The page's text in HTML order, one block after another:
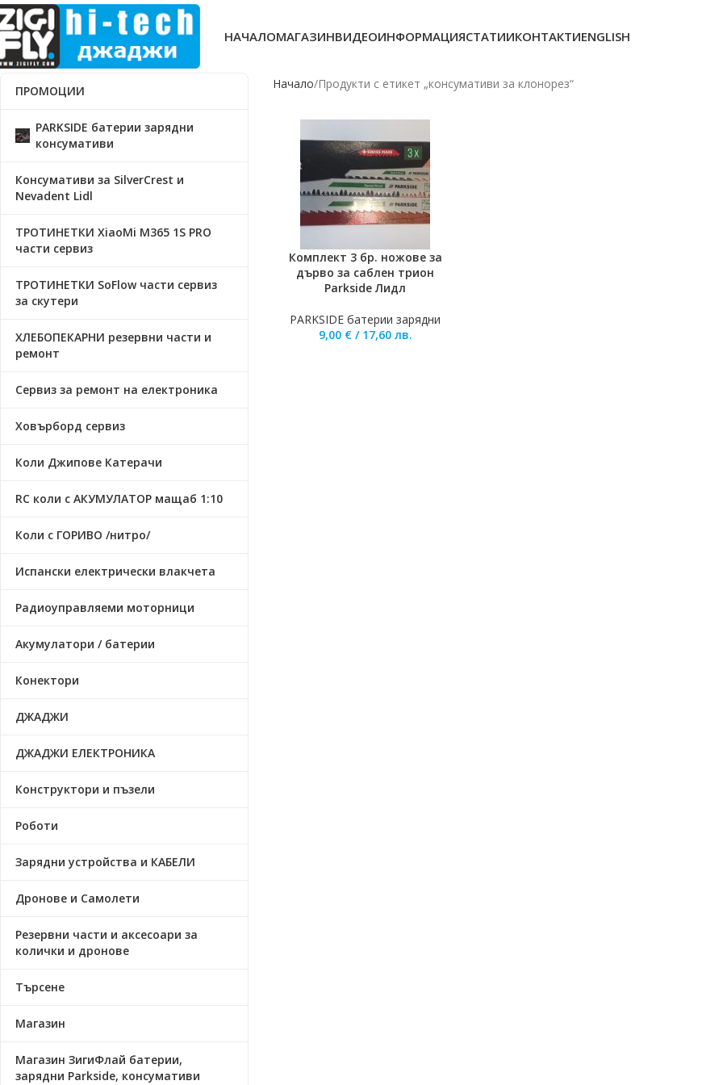
НАЧАЛОМАГАЗИНВИДЕОИНФОРМАЦИЯСТАТИИКОНТАКТИENGLISH
ПРОМОЦИИ
PARKSIDE батерии зарядни
консумативи
Консумативи за SilverCrest и
Nevadent Lidl
ТРОТИНЕТКИ XiaoMi M365 1S PRO
части сервиз
ТРОТИНЕТКИ SoFlow части сервиз
за скутери
ХЛЕБОПЕКАРНИ резервни части и
ремонт
Сервиз за ремонт на електроника
Ховърборд сервиз
Коли Джипове Катерачи
RC коли с АКУМУЛАТОР мащаб 1:10
Коли с ГОРИВО /нитро/
Испански електрически влакчета
Радиоуправляеми моторници
Акумулатори / батерии
Конектори
ДЖАДЖИ
ДЖАДЖИ ЕЛЕКТРОНИКА
Конструктори и пъзели
Роботи
Зарядни устройства и КАБЕЛИ
Дронове и Самолети
Резервни части и аксесоари за
колички и дронове
Търсене
Магазин
Магазин ЗигиФлай батерии,
зарядни Parkside, консумативи
Начало Продукти с етикет „консумативи за клонорез“
ДОБАВЯНЕ В КОЛИЧКАТА
Комплект 3 бр. ножове за
дърво за саблен трион
Parkside Лидл
PARKSIDE батерии зарядни
9,00 € / 17,60 лв.